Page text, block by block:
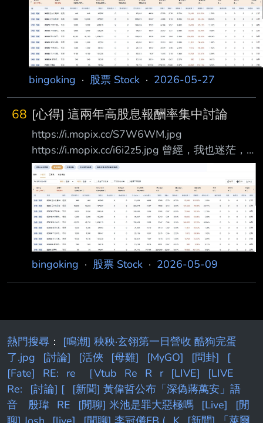
bingoking · 股票 Stock · 2026-05-27
68 [心得] 這兩年高股息報酬率集中討論
https://i.mopix.cc/S7W6WM.jpg
https://i.mopix.cc/i6i2z5.jpg 曾經，我也迷茫，
看著碗裡高股息三本柱那死魚價格，巴著碗外權
值股還有0050，00631L 那狂飆的態勢，不斷
嘆息，不斷扼腕。 曾經，我也起心動念，想把
高股息三本柱還有其他附加的月配都賣掉。乾脆
心一橫，轉進 當時認為已經過高的市值型與權
值股。 後來我大部分忍住了，賣掉月配，月配
股價就一路往上飆，季配賣非常，非常少，所以
bingoking · 股票 Stock · 2026-05-09
熱門搜尋 ： [鳴潮] 秧秧·玄翎第一日營收 酷狗完蛋
了.jpg
[討論] [活俠 [母雞] [MyGO] [問卦]
[
[Fate]
RE: re ［Vtub Re R r [LIVE]
[LIVE
Re:
[討論] [
[新聞] 黃偉哲公布「深偽蔣萬安」語
音 殷瑋 RE [閒聊] 米池是罪大惡極嗎 [Live]
[閒